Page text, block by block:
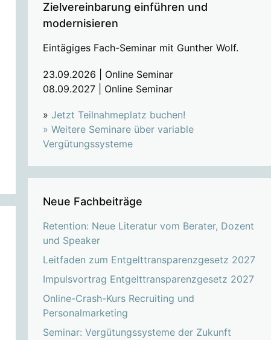
Zielvereinbarung einführen und
modernisieren
Eintägiges Fach-Seminar mit Gunther Wolf.
23.09.2026 | Online Seminar
08.09.2027 | Online Seminar
» Jetzt Teilnahmeplatz buchen!
» Weitere Seminare über variable
Vergütungssysteme
Neue Fachbeiträge
Retention: Neue Literatur vom Berater, Dozent
und Speaker
Leitfaden zum Entgelttransparenzgesetz 2027
Impulsvortrag Entgelttransparenzgesetz 2027
Online-Crash-Kurs Recruiting und
Personalmarketing
Seminar: Vergütungssysteme der Zukunft